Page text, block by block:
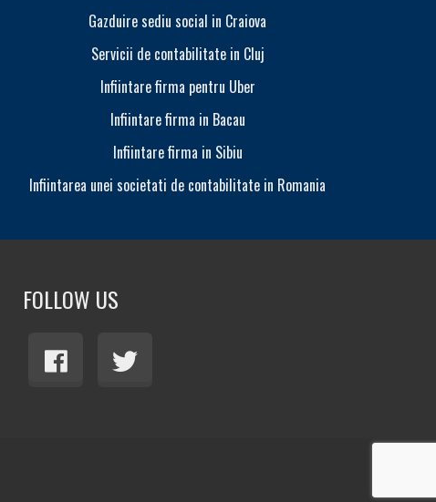
Gazduire sediu social in Craiova
Servicii de contabilitate in Cluj
Infiintare firma pentru Uber
Infiintare firma in Bacau
Infiintare firma in Sibiu
Infiintarea unei societati de contabilitate in Romania
FOLLOW US